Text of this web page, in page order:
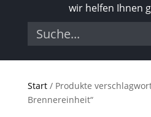
wir helfen Ihnen
Start/ Produkte
Brennereinheit“